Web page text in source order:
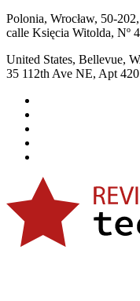
Polonia, Wrocław, 50-202,
calle Księcia Witolda, Nº
United States, Bellevue,
35 112th Ave NE, Apt 420